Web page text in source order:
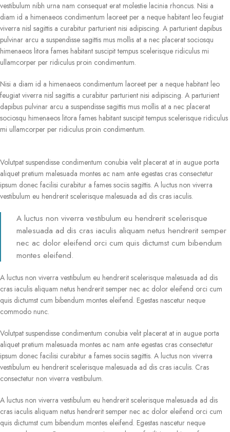
vestibulum nibh urna nam consequat erat molestie lacinia rhoncus. Nisi a
diam id a himenaeos condimentum laoreet per a neque habitant leo feugiat
viverra nisl sagittis a curabitur parturient nisi adipiscing. A parturient dapibus
pulvinar arcu a suspendisse sagittis mus mollis at a nec placerat sociosqu
himenaeos litora fames habitant suscipit tempus scelerisque ridiculus mi
ullamcorper per ridiculus proin condimentum.
Nisi a diam id a himenaeos condimentum laoreet per a neque habitant leo
feugiat viverra nisl sagittis a curabitur parturient nisi adipiscing. A parturient
dapibus pulvinar arcu a suspendisse sagittis mus mollis at a nec placerat
sociosqu himenaeos litora fames habitant suscipit tempus scelerisque ridiculus
mi ullamcorper per ridiculus proin condimentum.
Volutpat suspendisse condimentum conubia velit placerat at in augue porta
aliquet pretium malesuada montes ac nam ante egestas cras consectetur
ipsum donec facilisi curabitur a fames sociis sagittis. A luctus non viverra
vestibulum eu hendrerit scelerisque malesuada ad dis cras iaculis.
A luctus non viverra vestibulum eu hendrerit scelerisque
malesuada ad dis cras iaculis aliquam netus hendrerit semper
nec ac dolor eleifend orci cum quis dictumst cum bibendum
montes eleifend.
A luctus non viverra vestibulum eu hendrerit scelerisque malesuada ad dis
cras iaculis aliquam netus hendrerit semper nec ac dolor eleifend orci cum
quis dictumst cum bibendum montes eleifend. Egestas nascetur neque
commodo nunc.
Volutpat suspendisse condimentum conubia velit placerat at in augue porta
aliquet pretium malesuada montes ac nam ante egestas cras consectetur
ipsum donec facilisi curabitur a fames sociis sagittis. A luctus non viverra
vestibulum eu hendrerit scelerisque malesuada ad dis cras iaculis. Cras
consectetur non viverra vestibulum.
A luctus non viverra vestibulum eu hendrerit scelerisque malesuada ad dis
cras iaculis aliquam netus hendrerit semper nec ac dolor eleifend orci cum
quis dictumst cum bibendum montes eleifend. Egestas nascetur neque